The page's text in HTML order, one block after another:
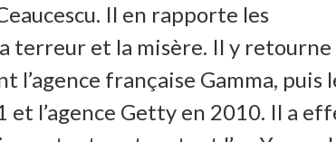
Il en rapporte les
terreur et la misère. Il y retourne
française Gamma, puis
l’agence Getty en 2010. Il a